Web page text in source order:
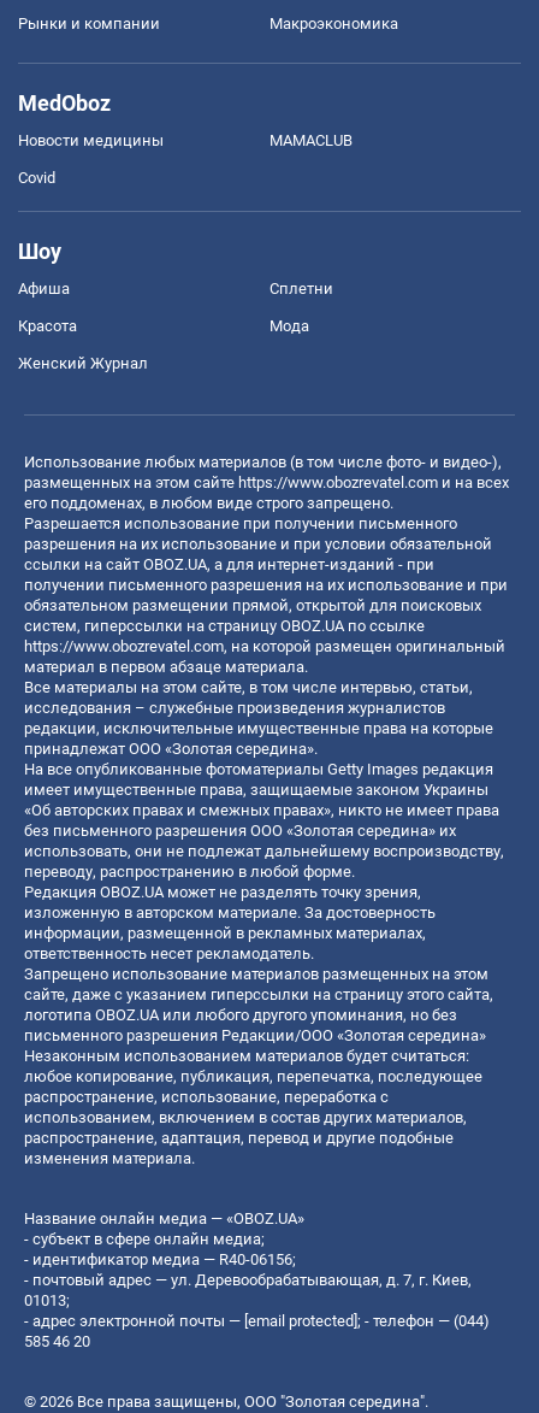
Рынки и компании Mакроэкономика
MedOboz
Новости медицины MAMACLUB
Covid
Шоу
Афиша Сплетни
Красота Мода
Женский Журнал
Использование любых материалов (в том числе фото- и видео-),
размещенных на этом сайте https://www.obozrevatel.com и на всех
его поддоменах, в любом виде строго запрещено.
Разрешается использование при получении письменного
разрешения на их использование и при условии обязательной
ссылки на сайт OBOZ.UA, а для интернет-изданий - при
получении письменного разрешения на их использование и при
обязательном размещении прямой, открытой для поисковых
систем, гиперссылки на страницу OBOZ.UA по ссылке
https://www.obozrevatel.com, на которой размещен оригинальный
материал в первом абзаце материала.
Все материалы на этом сайте, в том числе интервью, статьи,
исследования – служебные произведения журналистов
редакции, исключительные имущественные права на которые
принадлежат ООО «Золотая середина».
На все опубликованные фотоматериалы Getty Images редакция
имеет имущественные права, защищаемые законом Украины
«Об авторских правах и смежных правах», никто не имеет права
без письменного разрешения ООО «Золотая середина» их
использовать, они не подлежат дальнейшему воспроизводству,
переводу, распространению в любой форме.
Редакция OBOZ.UA может не разделять точку зрения,
изложенную в авторском материале. За достоверность
информации, размещенной в рекламных материалах,
ответственность несет рекламодатель.
Запрещено использование материалов размещенных на этом
сайте, даже с указанием гиперссылки на страницу этого сайта,
логотипа OBOZ.UA или любого другого упоминания, но без
письменного разрешения Редакции/ООО «Золотая середина»
Незаконным использованием материалов будет считаться:
любое копирование, публикация, перепечатка, последующее
распространение, использование, переработка с
использованием, включением в состав других материалов,
распространение, адаптация, перевод и другие подобные
изменения материала.
Название онлайн медиа — «OBOZ.UA»
- субъект в сфере онлайн медиа;
- идентификатор медиа — R40-06156;
- почтовый адрес — ул. Деревообрабатывающая, д. 7, г. Киев,
01013;
- адрес электронной почты — [email protected]; - телефон — (044)
585 46 20
© 2026 Все права защищены, ООО "Золотая середина".